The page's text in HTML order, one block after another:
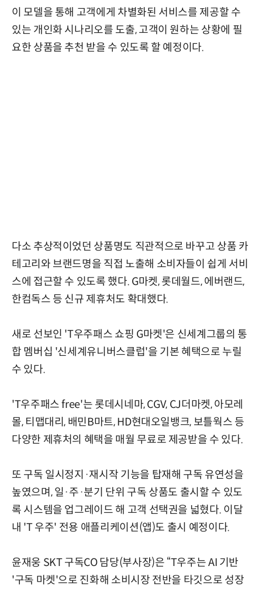
이 모델을 통해 고객에게 차별화된 서비스를 제공할 수
있는 개인화 시나리오를 도출, 고객이 원하는 상황에 필
요한 상품을 추천 받을 수 있도록 할 예정이다.
다소 추상적이었던 상품명도 직관적으로 바꾸고 상품 카
테고리와 브랜드명을 직접 노출해 소비자들이 쉽게 서비
스에 접근할 수 있도록 했다. G마켓, 롯데월드, 에버랜드,
한컴독스 등 신규 제휴처도 확대했다.
새로 선보인 'T우주패스 쇼핑 G마켓'은 신세계그룹의 통
합 멤버십 '신세계유니버스클럽'을 기본 혜택으로 누릴
수 있다.
'T우주패스 free'는 롯데시네마, CGV, CJ더마켓, 아모레
몰, 티맵대리, 배민B마트, HD현대오일뱅크, 보틀웍스 등
다양한 제휴처의 혜택을 매월 무료로 제공받을 수 있다.
또 구독 일시정지·재시작 기능을 탑재해 구독 유연성을
높였으며, 일·주·분기 단위 구독 상품도 출시할 수 있도
록 시스템을 업그레이드 해 고객 선택권을 넓혔다. 이달
내 'T 우주' 전용 애플리케이션(앱)도 출시 예정이다.
윤재웅 SKT 구독CO 담당(부사장)은 “T우주는 AI 기반
'구독 마켓'으로 진화해 소비시장 전반을 타깃으로 성장